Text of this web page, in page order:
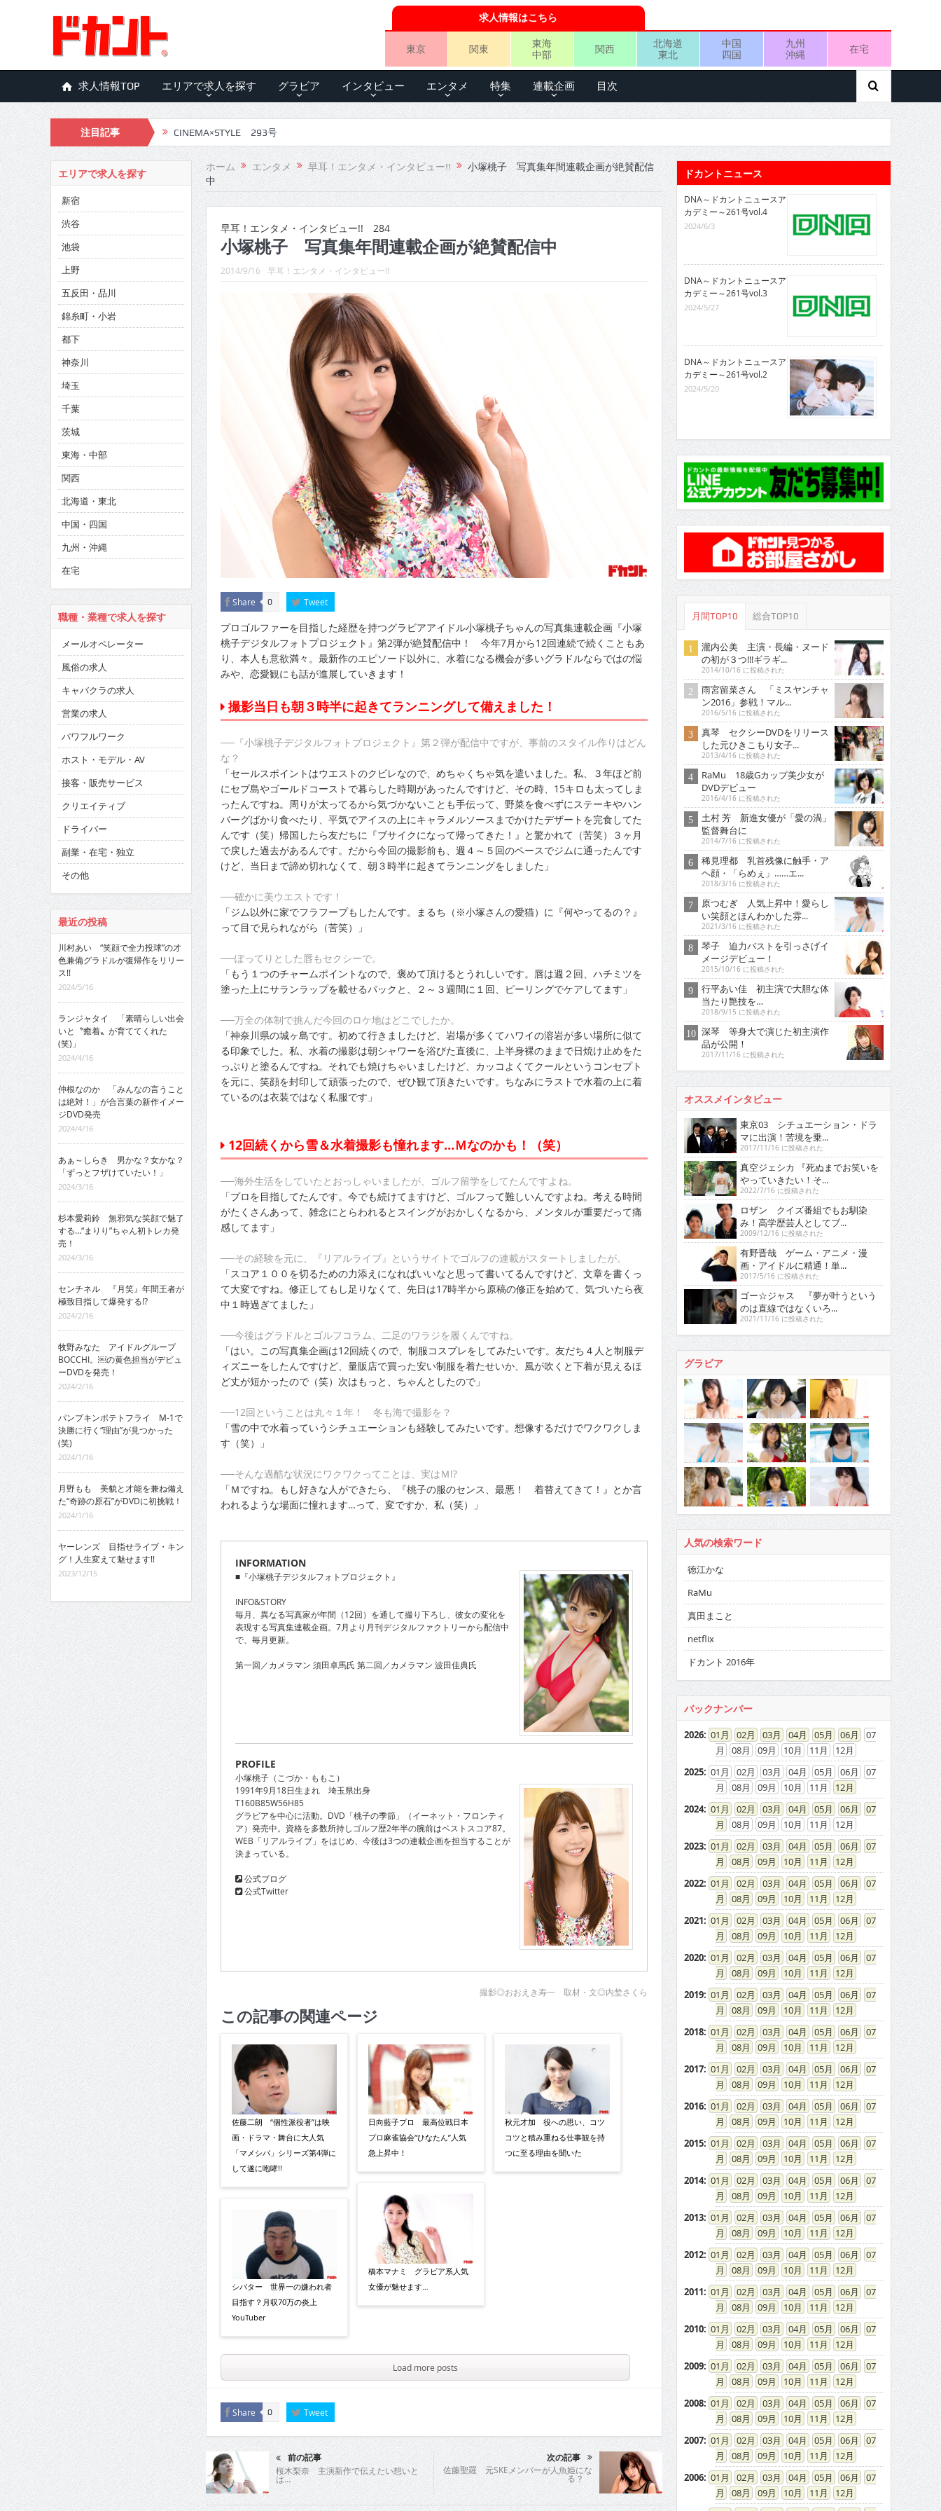
求人情報はこちら
東京 関東
東海
中部
関西
北海道
東北
中国
四国
九州
沖縄
在宅
求人情報TOP エリアで求人を探す グラビア インタビュー エンタメ 特集 連載企画 目次
注目記事 CINEMA×STYLE 293号
CINEMA×STYLE 292号
CINEMA×STYLE 291号
CINEMA×STYLE 290号
CINEMA×STYLE 289号
CINEMA×STYLE 288号
CINEMA×STYLE 286号
CINEMA×STYLE 285号
CINEMA×STYLE 294号
ホーム エンタメ 早耳！エンタメ・インタビュー!!
小塚桃子 写真集年間連載企画が絶賛配信
中
早耳！エンタメ・インタビュー!! 284
小塚桃子 写真集年間連載企画が絶賛配信中
2014/9/16 早耳！エンタメ・インタビュー!!
Share 0 Tweet
プロゴルファーを目指した経歴を持つグラビアアイドル小塚桃子ちゃんの写真集連載企画『小塚
桃子デジタルフォトプロジェクト』第2弾が絶賛配信中！ 今年7月から12回連続で続くこともあ
り、本人も意欲満々。最新作のエピソード以外に、水着になる機会が多いグラドルならではの悩
みや、恋愛観にも話が進展していきます！
撮影当日も朝３時半に起きてランニングして備えました！
──『小塚桃子デジタルフォトプロジェクト』第２弾が配信中ですが、事前のスタイル作りはどん
な？
「セールスポイントはウエストのクビレなので、めちゃくちゃ気を遣いました。私、３年ほど前
にセブ島やゴールドコーストで暮らした時期があったんですけど、その時、15キロも太ってしま
ったんですね。周りが太ってるから気づかないことも手伝って、野菜を食べずにステーキやハン
バーグばかり食べたり、平気でアイスの上にキャラメルソースまでかけたデザートを完食してた
んです（笑）帰国したら友だちに『ブサイクになって帰ってきた！』と驚かれて（苦笑）３ヶ月
で戻した過去があるんです。だから今回の撮影前も、週４～５回のペースでジムに通ったんです
けど、当日まで諦め切れなくて、朝３時半に起きてランニングをしました」
──確かに美ウエストです！
「ジム以外に家でフラフープもしたんです。まるち（※小塚さんの愛猫）に『何やってるの？』
って目で見られながら（苦笑）」
──ぽってりとした唇もセクシーで。
「もう１つのチャームポイントなので、褒めて頂けるとうれしいです。唇は週２回、ハチミツを
塗った上にサランラップを載せるパックと、２～３週間に１回、ピーリングでケアしてます」
──万全の体制で挑んだ今回のロケ地はどこでしたか。
「神奈川県の城ヶ島です。初めて行きましたけど、岩場が多くてハワイの溶岩が多い場所に似て
る印象でした。私、水着の撮影は朝シャワーを浴びた直後に、上半身裸のままで日焼け止めをた
っぷりと塗るんですね。それでも焼けちゃいましたけど、カッコよくてクールというコンセプト
を元に、笑顔を封印して頑張ったので、ぜひ観て頂きたいです。ちなみにラストで水着の上に着
ているのは衣装ではなく私服です」
12回続くから雪＆水着撮影も憧れます…Ｍなのかも！（笑）
──海外生活をしていたとおっしゃいましたが、ゴルフ留学をしてたんですよね。
「プロを目指してたんです。今でも続けてますけど、ゴルフって難しいんですよね。考える時間
がたくさんあって、雑念にとらわれるとスイングがおかしくなるから、メンタルが重要だって痛
感してます」
──その経験を元に、『リアルライブ』というサイトでゴルフの連載がスタートしましたが。
「スコア１００を切るための力添えになればいいなと思って書いてるんですけど、文章を書くっ
て大変ですね。修正してもし足りなくて、先日は17時半から原稿の修正を始めて、気づいたら夜
中１時過ぎてました」
──今後はグラドルとゴルフコラム、二足のワラジを履くんですね。
「はい。この写真集企画は12回続くので、制服コスプレをしてみたいです。友だち４人と制服デ
ィズニーをしたんですけど、量販店で買った安い制服を着たせいか、風が吹くと下着が見えるほ
ど丈が短かったので（笑）次はもっと、ちゃんとしたので」
──12回ということは丸々１年！ 冬も海で撮影を？
「雪の中で水着っていうシチュエーションも経験してみたいです。想像するだけでワクワクしま
す（笑）」
──そんな過酷な状況にワクワクってことは、実はＭ!?
「Ｍですね。もし好きな人ができたら、『桃子の服のセンス、最悪！ 着替えてきて！』とか言
われるような場面に憧れます…って、変ですか、私（笑）」
INFORMATION
■『小塚桃子デジタルフォトプロジェクト』
INFO&STORY
毎月、異なる写真家が年間（12回）を通して撮り下ろし、彼女の変化を
表現する写真集連載企画。7月より月刊デジタルファクトリーから配信中
で、毎月更新。
第一回／カメラマン 須田卓馬氏 第二回／カメラマン 波田佳典氏
PROFILE
小塚桃子（こづか・ももこ）
1991年9月18日生まれ 埼玉県出身
T160B85W56H85
グラビアを中心に活動。DVD「桃子の季節」（イーネット・フロンティ
ア）発売中。資格を多数所持しゴルフ歴2年半の腕前はベストスコア87。
WEB「リアルライブ」をはじめ、今後は3つの連載企画を担当することが
決まっている。
公式ブログ
公式Twitter
撮影◎おおえき寿一 取材・文◎内埜さくら
この記事の関連ページ
佐藤二朗 “個性派役者”は映
画・ドラマ・舞台に大人気
「マメシバ」シリーズ第4弾に
して遂に咆哮!!
シバター 世界一の嫌われ者
目指す？月収70万の炎上
YouTuber
日向藍子プロ 最高位戦日本
プロ麻雀協会“ひなたん”人気
急上昇中！
橋本マナミ グラビア系人気
女優が魅せます…
秋元才加 役への思い、コツ
コツと積み重ねる仕事観を持
つに至る理由を聞いた
Load more posts
Share 0 Tweet
前の記事
桜木梨奈 主演新作で伝えたい想いと
は…
次の記事
佐藤聖羅 元SKEメンバーが人魚姫にな
る？
エリアで求人を探す
新宿
渋谷
池袋
上野
五反田・品川
錦糸町・小岩
都下
神奈川
埼玉
千葉
茨城
東海・中部
関西
北海道・東北
中国・四国
九州・沖縄
在宅
職種・業種で求人を探す
メールオペレーター
風俗の求人
キャバクラの求人
営業の求人
パワフルワーク
ホスト・モデル・AV
接客・販売サービス
クリエイティブ
ドライバー
副業・在宅・独立
その他
最近の投稿
川村あい “笑顔で全力投球”の才
色兼備グラドルが復帰作をリリー
ス!!
2024/5/16
ランジャタイ 「素晴らしい出会
いと〝癒着〟が育ててくれた
(笑)」
2024/4/16
仲根なのか 「みんなの言うこと
は絶対！」が合言葉の新作イメー
ジDVD発売
2024/4/16
あぁ～しらき 男かな？女かな？
「ずっとフザけていたい！」
2024/3/16
杉本愛莉鈴 無邪気な笑顔で魅了
する…“まりり”ちゃん初トレカ発
売！
2024/3/16
センチネル 『月笑』年間王者が
極致目指して爆発する!?
2024/2/16
牧野みなた アイドルグループ
BOCCHI。￼の黄色担当がデビュ
ーDVDを発売！
2024/2/16
パンプキンポテトフライ M-1で
決勝に行く“理由”が見つかった
(笑)
2024/1/16
月野もも 美貌と才能を兼ね備え
た“奇跡の原石”がDVDに初挑戦！
2024/1/16
ヤーレンズ 目指せライブ・キン
グ！人生変えて魅せます!!
2023/12/15
ドカントニュース
DNA～ドカントニュースア
カデミー～261号vol.4
2024/6/3
DNA～ドカントニュースア
カデミー～261号vol.3
2024/5/27
DNA～ドカントニュースア
カデミー～261号vol.2
2024/5/20
月間TOP10 総合TOP10
瀧内公美 主演・長編・ヌード
の初が３つ!!!ギラギ...
2014/10/16 に投稿された
雨宮留菜さん 「ミスヤンチャ
ン2016」参戦！マル...
2016/5/16 に投稿された
真琴 セクシーDVDをリリース
した元ひきこもり女子...
2013/4/16 に投稿された
RaMu 18歳Gカップ美少女が
DVDデビュー
2016/4/16 に投稿された
土村 芳 新進女優が「愛の渦」
監督舞台に
2014/7/16 に投稿された
稀見理都 乳首残像に触手・ア
ヘ顔・「らめぇ」……エ...
2018/3/16 に投稿された
原つむぎ 人気上昇中！愛らし
い笑顔とほんわかした雰...
2021/3/16 に投稿された
琴子 迫力バストを引っさげイ
メージデビュー！
2015/10/16 に投稿された
行平あい佳 初主演で大胆な体
当たり艶技を…
2018/9/15 に投稿された
深琴 等身大で演じた初主演作
品が公開！
2017/11/16 に投稿された
オススメインタビュー
東京03 シチュエーション・ドラ
マに出演！苦境を乗...
2017/11/16 に投稿された
真空ジェシカ 『死ぬまでお笑いを
やっていきたい！そ...
2022/7/16 に投稿された
ロザン クイズ番組でもお馴染
み！高学歴芸人としてブ...
2009/12/16 に投稿された
有野晋哉 ゲーム・アニメ・漫
画・アイドルに精通！単...
2017/5/16 に投稿された
ゴー☆ジャス 『夢が叶うという
のは直線ではなくいろ...
2021/11/16 に投稿された
グラビア
人気の検索ワード
徳江かな
RaMu
真田まこと
netflix
ドカント 2016年
バックナンバー
2026: 01 02 03 04 05 06
07
08
09 10 11
12
2025: 01 02 03 04 05 06
07
08
09 10 11
12
2024: 01 02 03 04 05 06
07
08
09 10 11
12
2023: 01 02 03 04 05 06
07
08
09 10 11
12
2022: 01 02 03 04 05 06
07
08
09 10 11
12
2021: 01 02 03 04 05 06
07
08
09 10 11
12
2020: 01 02 03 04 05 06
07
08
09 10 11
12
2019: 01 02 03 04 05 06
07
08
09 10 11
12
2018: 01 02 03 04 05 06
07
08
09 10 11
12
2017: 01 02 03 04 05 06
07
08
09 10 11
12
2016: 01 02 03 04 05 06
07
08
09 10 11
12
2015: 01 02 03 04 05 06
07
08
09 10 11
12
2014: 01 02 03 04 05 06
07
08
09 10 11
12
2013: 01 02 03 04 05 06
07
08
09 10 11
12
2012: 01 02 03 04 05 06
07
08
09 10 11
12
2011: 01 02 03 04 05 06
07
08
09 10 11
12
2010: 01 02 03 04 05 06
07
08
09 10 11
12
2009: 01 02 03 04 05 06
07
08
09 10 11
12
2008: 01 02 03 04 05 06
07
08
09 10 11
12
2007: 01 02 03 04 05 06
07
08
09 10 11
12
2006: 01 02 03 04 05 06
07
08
09 10 11
12